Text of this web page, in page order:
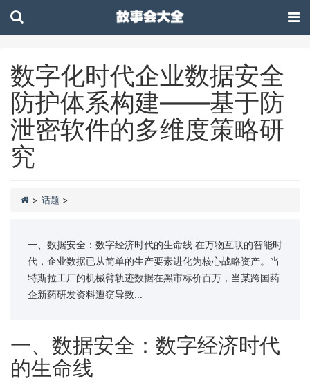
数字化时代企业数据安全
防护体系构建——基于防
泄密软件的多维度策略研
究
> 话题 >
一、数据安全：数字经济时代的生命线 在万物互联的智能时
代，企业数据已从简单的生产要素进化为核心战略资产。当
特斯拉工厂的机械臂轨迹数据在黑市标价百万，当某跨国药
企新药研发资料遭窃导致...
一、数据安全：数字经济时代
的生命线